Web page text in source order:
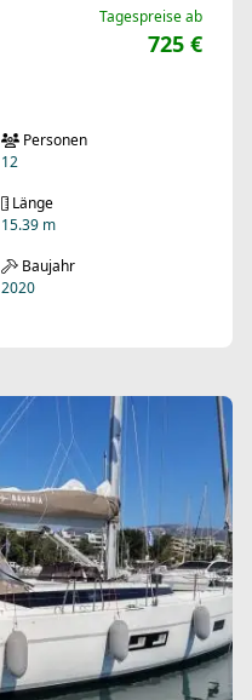
Tagespreise ab
725 €
Personen
12
Länge
15.39 m
Baujahr
2020